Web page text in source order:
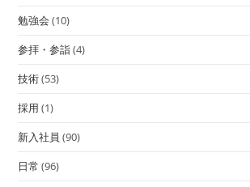
勉強会 (10)
参拝・参詣(4)
技術(53)
採用 (1)
新入社員 (90)
日常 (96)